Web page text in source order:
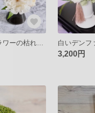
3,200円